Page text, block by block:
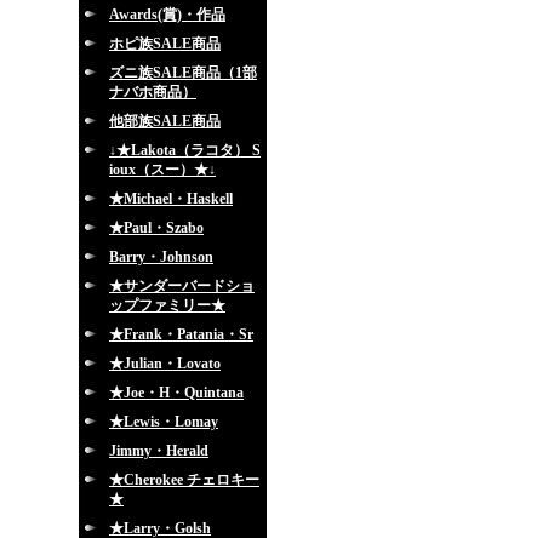
Awards(賞)・作品
ホピ族SALE商品
ズニ族SALE商品（1部
ナバホ商品）
他部族SALE商品
↓★Lakota（ラコタ） S
ioux（スー）★↓
★Michael・Haskell
★Paul・Szabo
Barry・Johnson
★サンダーバードショ
ップファミリー★
★Frank・Patania・Sr
★Julian・Lovato
★Joe・H・Quintana
★Lewis・Lomay
Jimmy・Herald
★Cherokee チェロキー
★
★Larry・Golsh